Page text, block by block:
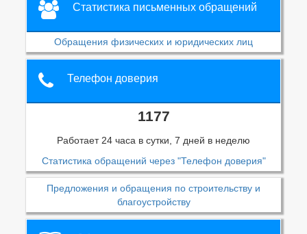
Статистика письменных обращений
Обращения физических и юридических лиц
Телефон доверия
1177
Работает 24 часа в сутки, 7 дней в неделю
Статистика обращений через "Телефон доверия"
Предложения и обращения по строительству и
благоустройству